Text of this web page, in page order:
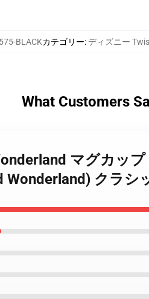
BLACKカテゴリー:ディズニー
What Customers
マグカッ
クラシ